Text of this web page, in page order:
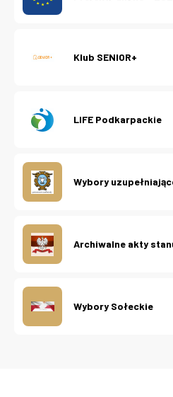
Klub SENIOR+
LIFE Podkarpackie
Wybory
Archiwalne akty
Wybory Sołeckie